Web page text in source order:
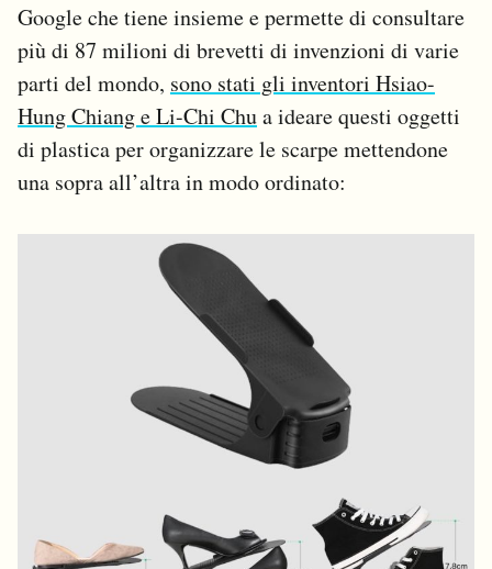
Google che tiene insieme e permette di consultare
più di 87 milioni di brevetti di invenzioni di varie
parti del mondo, sono stati gli inventori Hsiao-
Hung Chiang e Li-Chi Chua ideare questi oggetti
di plastica per organizzare le scarpe mettendone
una sopra all’altra in modo ordinato: